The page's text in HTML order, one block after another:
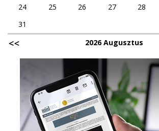
24
25 26 27 28
31
2026 Augusztus